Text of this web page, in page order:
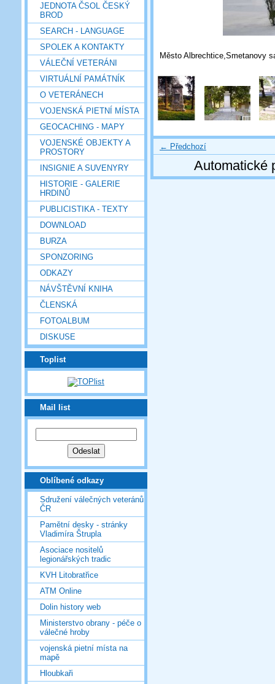
JEDNOTA ČSOL ČESKÝ
BROD
SEARCH - LANGUAGE
SPOLEK A KONTAKTY
VÁLEČNÍ VETERÁNI
VIRTUÁLNÍ PAMÁTNÍK
O VETERÁNECH
VOJENSKÁ PIETNÍ MÍSTA
GEOCACHING - MAPY
VOJENSKÉ OBJEKTY A
PROSTORY
INSIGNIE A SUVENYRY
HISTORIE - GALERIE
HRDINŮ
PUBLICISTIKA - TEXTY
DOWNLOAD
BURZA
SPONZORING
ODKAZY
NÁVŠTĚVNÍ KNIHA
ČLENSKÁ
FOTOALBUM
DISKUSE
Toplist
Mail list
Oblíbené odkazy
Sdružení válečných veteránů
ČR
Pamětní desky - stránky
Vladimíra Štrupla
Asociace nositelů
legionářských tradic
KVH Litobratřice
ATM Online
Dolin history web
Ministerstvo obrany - péče o
válečné hroby
vojenská pietní místa na
mapě
Hloubkaři
Město Albrechtice,Smetanovy
← Předchozí
Automatické